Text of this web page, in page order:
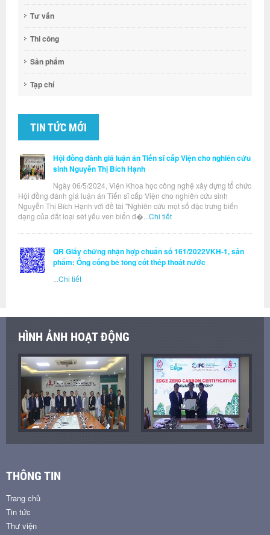
Tư vấn
Thi công
Sản phẩm
Tạp chí
TIN TỨC MỚI
Hội đồng đánh giá luận án Tiến sĩ cấp Viện cho nghiên cứu
sinh Nguyễn Thị Bích Hạnh
Ngày 06/5/2024, Viện Khoa học công nghệ xây dựng tổ chức
Hội đồng đánh giá luận án Tiến sĩ cấp Viện cho nghiên cứu sinh
Nguyễn Thị Bích Hạnh với đề tài "Nghiên cứu một số đặc trưng biến
dạng của đất loại sét yếu ven biển đ�... Chi tiết
QR Giấy chứng nhận hợp chuẩn số 161/2022VKH-1, sản
phẩm: Ống cống bê tông cốt thép thoát nước
Chi tiết
HÌNH ẢNH HOẠT ĐỘNG
THÔNG TIN
Trang chủ
Tin tức
Thư viện